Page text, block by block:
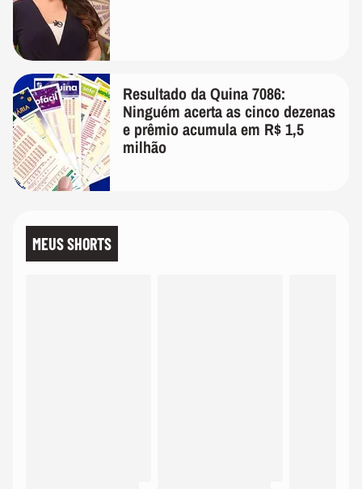
Resultado da Quina 7086:
Ninguém acerta as cinco dezenas
e prêmio acumula em R$ 1,5
milhão
MEUS SHORTS